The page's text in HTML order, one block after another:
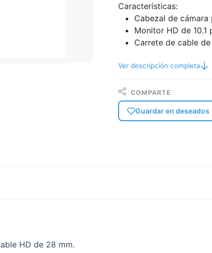
Características:
Cabezal de
Monitor HD de 10.1
Carrete de cable
Ver descripción completa
COMPARTE
Guardar en deseados
HD de 28 mm.